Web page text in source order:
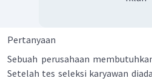
Pertanyaan
Sebuah perusahaan
Setelah tes seleksi karyawan